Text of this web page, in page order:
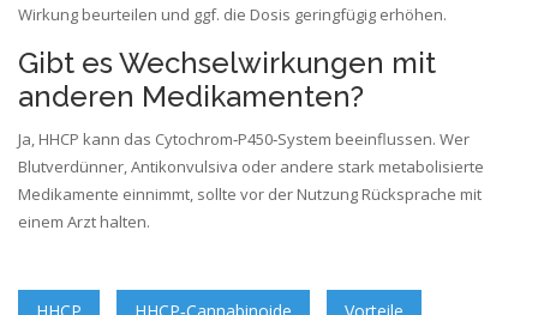
Wirkung beurteilen und ggf. die Dosis geringfügig erhöhen.
Gibt es Wechselwirkungen mit
anderen Medikamenten?
Ja, HHCP kann das Cytochrom‑P450‑System beeinflussen. Wer
Blutverdünner, Antikonvulsiva oder andere stark metabolisierte
Medikamente einnimmt, sollte vor der Nutzung Rücksprache mit
einem Arzt halten.